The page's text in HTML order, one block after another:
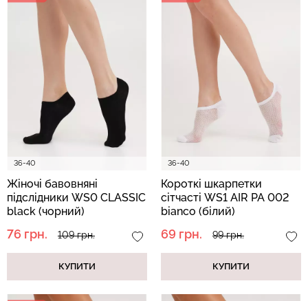
36-40
Жіночі бавовняні
підслідники WS0 CLASSIC
black (чорний)
76 грн. 109 грн.
КУПИТИ
36-40
Короткі шкарпетки
сітчасті WS1 AIR PA 002
bianco (білий)
69 грн. 99 грн.
КУПИТИ
Безшовні легінси з
мікрофібри LEGGINGS 02
(чорний) Giulia
552 грн.789 грн.
Безшовні бразиліана з
легкою корекцією
BRASILIAN SHAPEWEAR
black (чорний) Giulia
258 грн.
369 грн.